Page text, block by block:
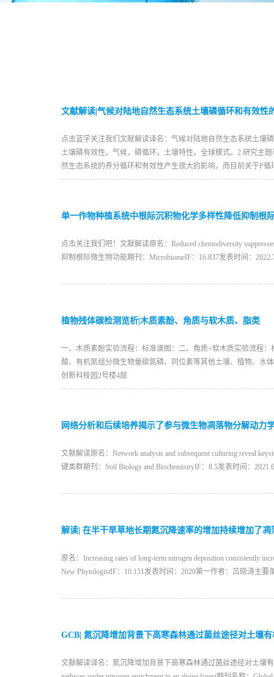
文献解读|气候对陆地自然生态系统土壤磷循环和有效性
点击蓝字关注我们文献解读译名：气候对陆地自然生态系统土壤
土壤磷有效性，气候，磷循环，土壤特性，全球模式。2.研究主
然生态系统的养分循环和有效性产生很大的影响，而目前关于P
单一作物种植系统中根际沉积物化学多样性降低抑制根
点击关注我们吧！文献解读原名：Reduced chemodiversity
抑制根际微生物功能期刊：MicrobiomeIF：16.837发表时间：
植物残体碳检测览析| 木质素酚、角质与软木质、脂类
一、木质素酚实验流程：标准谱图：二、角质+软木质实验流程
酸、有机氮组分微生物量碳氮磷、同位素等其他土壤、植物、水
创新科技园2号楼4层
网络分析和后续培养揭示了参与微生物凋落物分解动力
文献解读原名：Network analysis and subsequent culturing reveal
键类群期刊：Soil Biology and BiochemistryIF：8.5发表时间：
解读| 在半干旱草地长期氮沉降速率的增加持续增加了凋
原名：Increasing rates of long-term nitrogen deposition consistently
New PhytologistIF：10.151发表时间：2020第一作者：吕晓涛主
GCB| 氮沉降增加背景下高寒森林通过菌丝途径对土壤
文献解读译名：氮沉降增加背景下高寒森林通过菌丝途径对土壤有